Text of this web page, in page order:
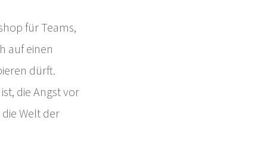
für Teams,
auf einen
dürft.
die Angst vor
Welt der